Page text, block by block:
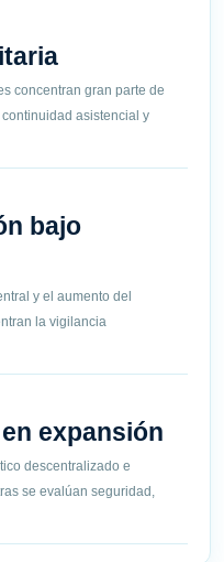
concentran gran parte de
asistencial y
bajo
y el aumento del
la vigilancia
expansión
descentralizado e
se evalúan seguridad,